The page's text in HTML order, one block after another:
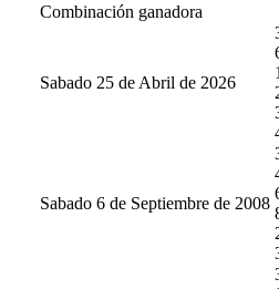
Combinación ganadora
Sabado 25 de Abril de 2026
Sabado 6 de Septiembre de 2008